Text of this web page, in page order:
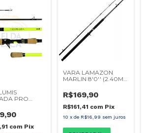
PRO
2P
com Pix
VARA LAMAZON
MARLIN 8'0'' (2.40M)
CARRETILHA
R$169,90
R$161,41 com Pix
10 x de R$16,99 sem juros